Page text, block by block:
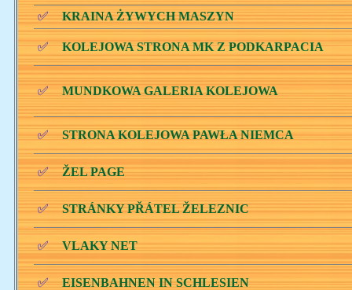
✅ KRAINA ŻYWYCH MASZYN
✅ KOLEJOWA STRONA MK Z PODKARPACIA
✅ MUNDKOWA GALERIA KOLEJOWA
✅ STRONA KOLEJOWA PAWŁA NIEMCA
✅ ŽEL PAGE
✅ STRÁNKY PŘÁTEL ŽELEZNIC
✅ VLAKY NET
✅ EISENBAHNEN IN SCHLESIEN